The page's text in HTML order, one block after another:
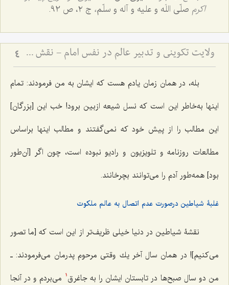
اکرم صلّی اللَه و علیه و آله و سلّم، ج ۲، ص 92.
ولایت تکوینی و تدبیر عالم در نفس امام - نقش واسطه‌های ملکوتی در مدیریت جهان و اختیار انسان 4
بله، در همان زمان یادم هست كه ایشان به من فرمودند: تمام
اینها به‌خاطر این است كه نسل شیعه ازبین برود! خب این [بزرگان]
این مطالب را از پیش خود كه نمى‌گفتند و مطالب اینها براساس
مطالعات روزنامه و تلویزیون و رادیو نبوده است، چون اگر [آن‌طور
بود] همه‌طور آدم را مى‌توانند بچرخانند.
غلبۀ شیاطین درصورت عدم اتصال به عالم ملکوت
نقشۀ شیاطین در دنیا خیلى ظریف‌تر از این است كه [ما تصور
مى‌كنیم‌]! در همان سال آخر یك وقتى مرحوم پدرمان می‌فرمودند: ـ
من دو سال صبح‌ها در تابستان ایشان را به جاغرق 1
مى‌بردم و در آنجا